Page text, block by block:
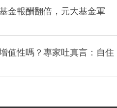
金報酬翻倍，元大基金軍
值性嗎？專家吐真言：自住